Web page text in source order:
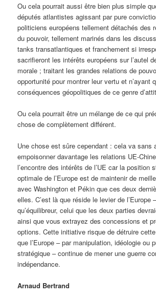
Ou cela pourrait aussi être bien plus simple
députés atlantistes agissant par pure
politiciens européens tellement détachés des
du pouvoir, tellement marinés dans les
tanks transatlantiques et franchement si
sacrifieront les intérêts européens sur l’autel
morale ; traitant les grandes relations de
opportunité pour montrer leur vertu et n’ayant
conséquences géopolitiques de ce genre
Ou cela pourrait être un mélange de ce qui
chose de complètement différent.
Une chose est sûre cependant : cela va sans
empoisonner davantage les relations UE-
l’encontre des intérêts de l’UE car la position
optimale de l’Europe est de maintenir de
avec Washington et Pékin que ces deux
elles. C’est là que réside le levier de l’Europe
qu’équilibreur, celui que les deux parties
ainsi que vous extrayez des concessions et
options. Cette initiative risque de détruire
que l’Europe – par manipulation, idéologie ou
stratégique – continue de mener une guerre
indépendance.
Arnaud Bertrand